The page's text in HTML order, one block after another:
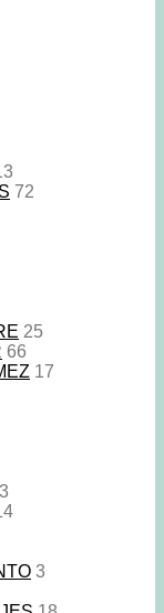
72
25
66
17
3